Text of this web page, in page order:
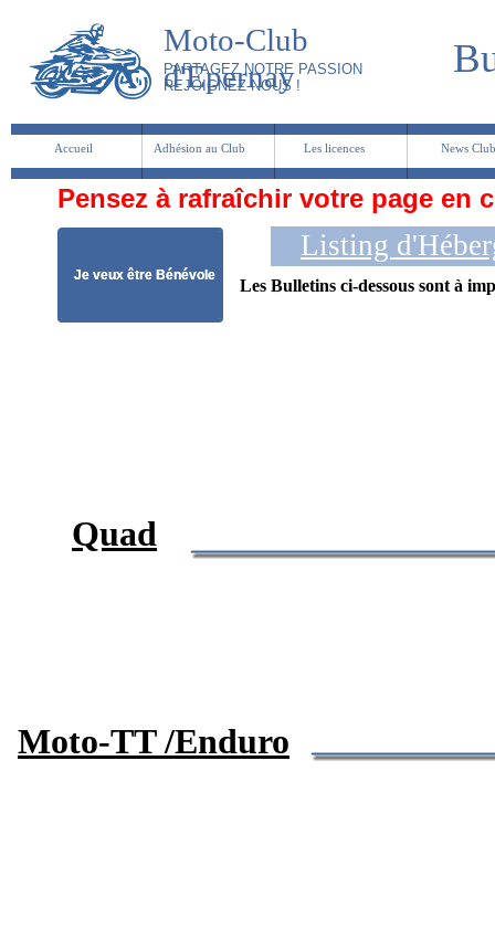
Quad
Moto-TT /Enduro
Listing
Pensez à rafraîchir votre page
Les Bulletins ci-dessous sont à
Je veux être Bénévole
Moto-Club
d'Epernay
PARTAGEZ NOTRE PASSION
REJOIGNEZ-NOUS !
Accueil Adhésion au Club Les licences News Club